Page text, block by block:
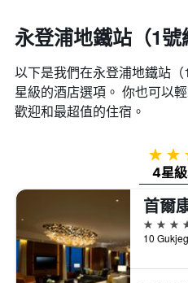
永登浦地鐵站（1
以下是我們在永登浦地鐵站
星級的酒店選項。 你也可以
歡迎和最超值的住宿。
4星
5星級